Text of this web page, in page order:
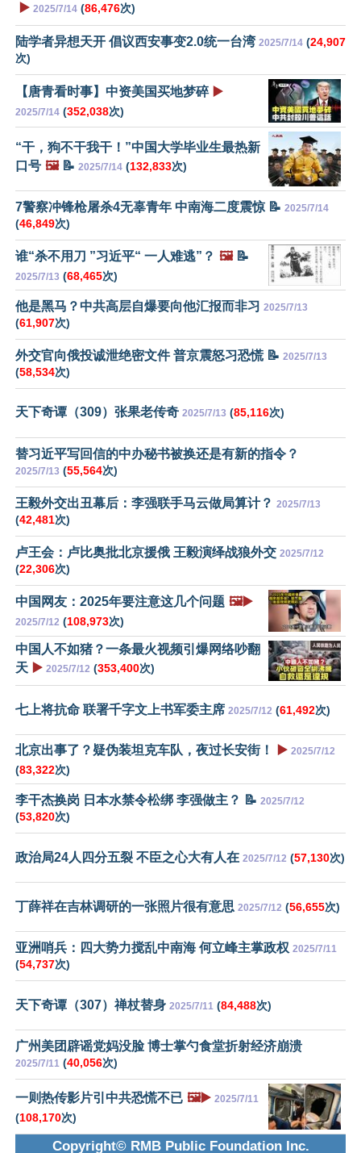
▶️ 2025/7/14 (86,476次)
陆学者异想天开 倡议西安事变2.0统一台湾 2025/7/14 (24,907
次)
【唐青看时事】中资美国买地梦碎 ▶️
2025/7/14 (352,038次)
“干，狗不干我干！”中国大学毕业生最热新
口号 🖼️📝 2025/7/14 (132,833次)
7警察冲锋枪屠杀4无辜青年 中南海二度震惊 📝 2025/7/14
(46,849次)
谁“杀不用刀 ”习近平“ 一人难逃”？ 🖼️📝
2025/7/13 (68,465次)
他是黑马？中共高层自爆要向他汇报而非习 2025/7/13
(61,907次)
外交官向俄投诚泄绝密文件 普京震怒习恐慌 📝 2025/7/13
(58,534次)
天下奇谭（309）张果老传奇 2025/7/13 (85,116次)
替习近平写回信的中办秘书被换还是有新的指令？
2025/7/13 (55,564次)
王毅外交出丑幕后：李强联手马云做局算计？ 2025/7/13
(42,481次)
卢王会：卢比奥批北京援俄 王毅演绎战狼外交 2025/7/12
(22,306次)
中国网友：2025年要注意这几个问题 🖼️▶️
2025/7/12 (108,973次)
中国人不如猪？一条最火视频引爆网络吵翻
天 ▶️ 2025/7/12 (353,400次)
七上将抗命 联署千字文上书军委主席 2025/7/12 (61,492次)
北京出事了？疑伪装坦克车队，夜过长安街！ ▶️ 2025/7/12
(83,322次)
李干杰换岗 日本水禁令松绑 李强做主？ 📝 2025/7/12
(53,820次)
政治局24人四分五裂 不臣之心大有人在 2025/7/12 (57,130次)
丁薛祥在吉林调研的一张照片很有意思 2025/7/12 (56,655次)
亚洲哨兵：四大势力搅乱中南海 何立峰主掌政权 2025/7/11
(54,737次)
天下奇谭（307）禅杖替身 2025/7/11 (84,488次)
广州美团辟谣党妈没脸 博士掌勺食堂折射经济崩溃
2025/7/11 (40,056次)
一则热传影片引中共恐慌不已 🖼️▶️ 2025/7/11
(108,170次)
Copyright© RMB Public Foundation Inc.